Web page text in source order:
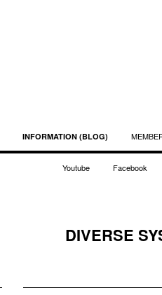
INFORMATION (BLOG)
Youtube Facebook
DIVERSE